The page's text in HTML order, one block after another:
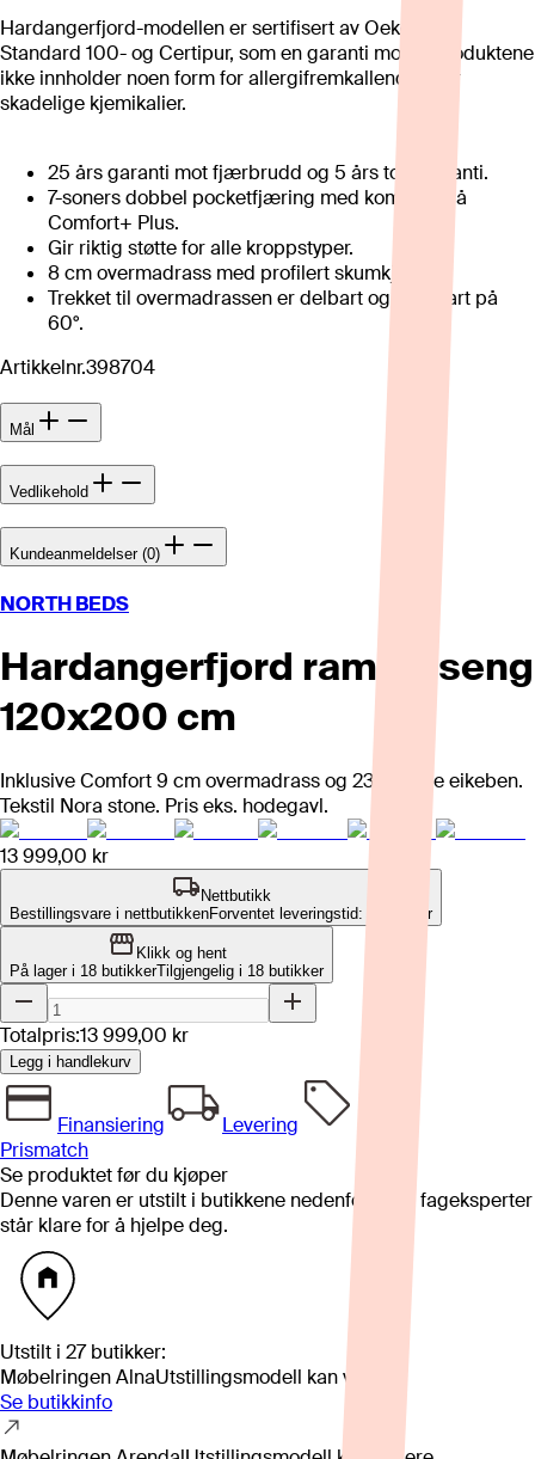
Hardangerfjord-modellen er sertifisert av Oeko-tex®
Standard 100- og Certipur, som en garanti mot at produktene
ikke innholder noen form for allergifremkallende eller
skadelige kjemikalier.
25 års garanti mot fjærbrudd og 5 års totalgaranti.
7-soners dobbel pocketfjæring med komfortnivå
Comfort+ Plus.
Gir riktig støtte for alle kroppstyper.
8 cm overmadrass med profilert skumkjerne.
Trekket til overmadrassen er delbart og vaskbart på
60°.
Artikkelnr.398704
Mål
Vedlikehold
Kundeanmeldelser (0)
NORTH BEDS
Hardangerfjord rammeseng
120x200 cm
Inklusive Comfort 9 cm overmadrass og 23 cm lyse eikeben.
Tekstil Nora stone. Pris eks. hodegavl.
13 999,00 kr
Nettbutikk
Bestillingsvare i nettbutikkenForventet leveringstid: 8-12 uker
Klikk og hent
På lager i 18 butikkerTilgjengelig i 18 butikker
Totalpris:13 999,00 kr
Legg i handlekurv
Finansiering
Levering
Prismatch
Se produktet før du kjøper
Denne varen er utstilt i butikkene nedenfor. Våre fageksperter
står klare for å hjelpe deg.
Utstilt i 27butikker:
Møbelringen AlnaUtstillingsmodell kan variere
Se butikkinfo